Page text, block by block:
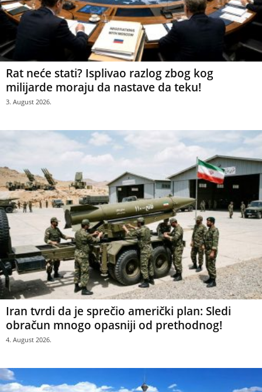
Rat neće stati? Isplivao razlog zbog kog
milijarde moraju da nastave da teku!
3. August 2026.
Iran tvrdi da je sprečio američki plan: Sledi
obračun mnogo opasniji od prethodnog!
4. August 2026.